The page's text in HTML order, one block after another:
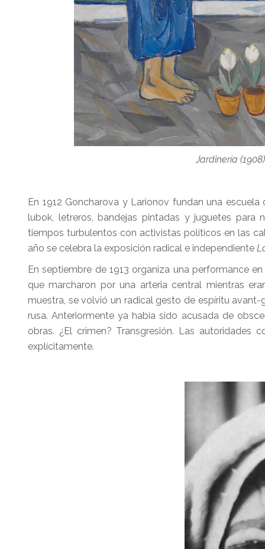
Jardinería
En 1912 Goncharova y Larionov fundan una
lubok, letreros, bandejas pintadas y juguetes para
tiempos turbulentos con activistas políticos en las
año se celebra la exposición radical e independiente
En septiembre de 1913 organiza una performance
que marcharon por una arteria central mientras
muestra, se volvió un radical gesto de espíritu
rusa. Anteriormente ya había sido acusada de
obras. ¿El crimen? Transgresión. Las autoridades
explícitamente.